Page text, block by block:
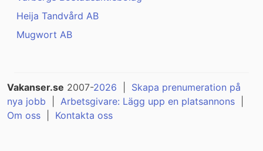
Heija Tandvård AB
Mugwort AB
Vakanser.se 2007-2026
Skapa prenumeration på
nya jobb
Arbetsgivare: Lägg upp en platsannons
Om oss
Kontakta oss